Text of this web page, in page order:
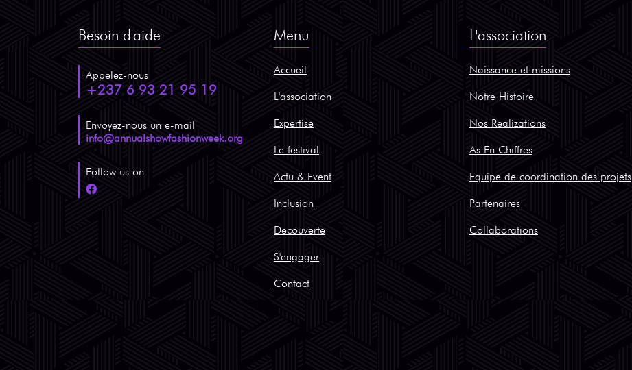
Besoin d'aide
Appelez-nous
+237 6 93 21 95 19
Envoyez-nous un e-mail
info@annualshowfashionweek.org
Follow us on
Menu
Accueil
L'association
Expertise
Le festival
Actu & Event
Inclusion
Decouverte
S'engager
Contact
L'association
Naissance et missions
Notre Histoire
Nos Realizations
As En Chiffres
Equipe de coordination des projets
Partenaires
Collaborations